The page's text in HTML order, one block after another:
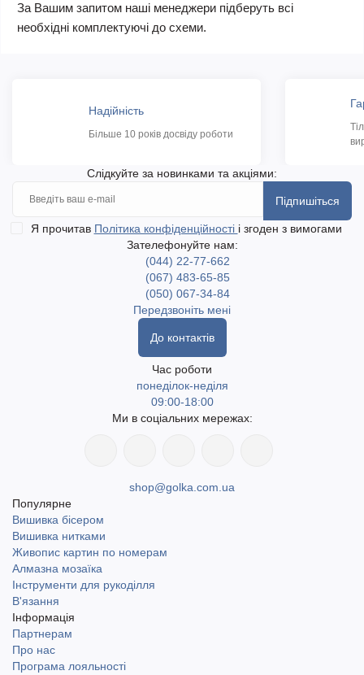
За Вашим запитом наші менеджери підберуть всі
необхідні комплектуючі до схеми.
Надійність
Більше 10 років досвіду роботи
Слідкуйте за новинками та акціями:
Підпишіться
Я прочитав Політика конфіденційності і згоден з вимогами
Зателефонуйте нам:
(044) 22-77-662
(067) 483-65-85
(050) 067-34-84
Передзвоніть мені
До контактів
Час роботи
понеділок-неділя
09:00-18:00
Ми в соціальних мережах:
shop@golka.com.ua
Популярне
Вишивка бісером
Вишивка нитками
Живопис картин по номерам
Алмазна мозаїка
Інструменти для рукоділля
В'язання
Інформація
Партнерам
Про нас
Програма лояльності